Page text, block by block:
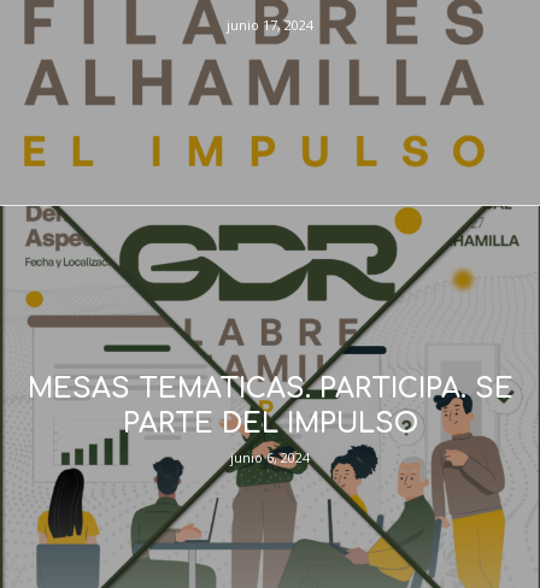
junio 17, 2024
MESAS TEMATICAS. PARTICIPA. SE
PARTE DEL IMPULSO
junio 6, 2024